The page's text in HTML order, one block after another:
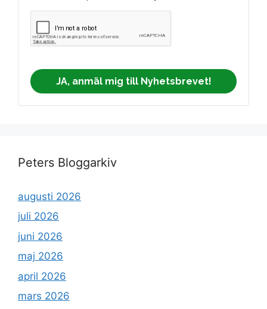
JA, anmäl mig till Nyhetsbrevet!
Peters Bloggarkiv
augusti 2026
juli 2026
juni 2026
maj 2026
april 2026
mars 2026